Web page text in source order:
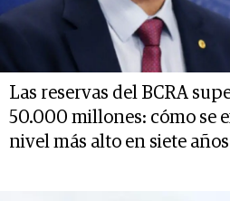
Las reservas del BCRA
50.000 millones: cómo se
nivel más alto en siete años